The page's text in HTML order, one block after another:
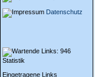
Datenschutz
Statistik
Eingetragene Links